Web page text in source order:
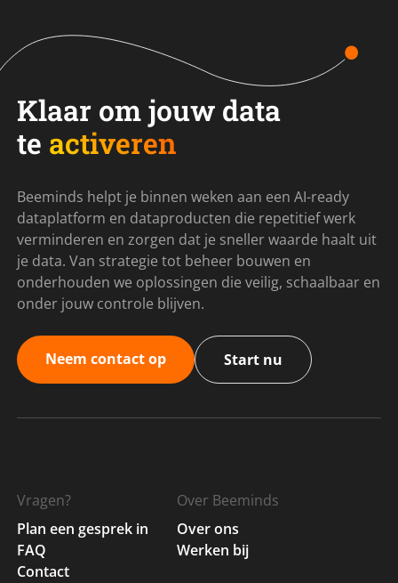
Klaar om jouw data
te activeren
Beeminds helpt je binnen weken aan een AI-ready
dataplatform en dataproducten die repetitief werk
verminderen en zorgen dat je sneller waarde haalt uit
je data. Van strategie tot beheer bouwen en
onderhouden we oplossingen die veilig, schaalbaar en
onder jouw controle blijven.
Neem contact op Start nu
Vragen?
Plan een gesprek in
FAQ
Contact
Over Beeminds
Over ons
Werken bij